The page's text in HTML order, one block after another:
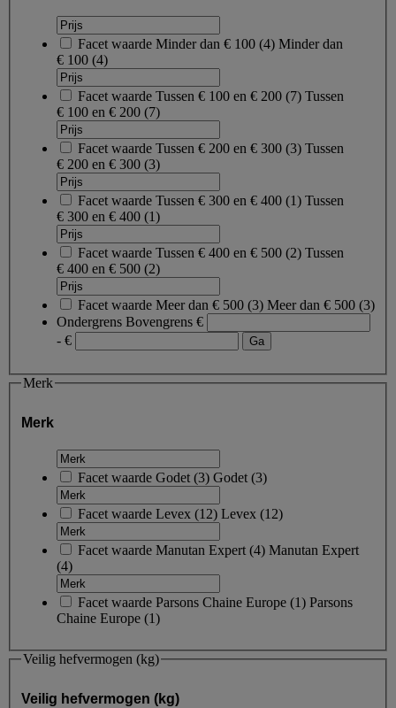
Facet waarde Minder dan € 100 (4) Minder dan
€ 100 (4)
Facet waarde Tussen € 100 en € 200 (7) Tussen
€ 100 en € 200 (7)
Facet waarde Tussen € 200 en € 300 (3) Tussen
€ 200 en € 300 (3)
Facet waarde Tussen € 300 en € 400 (1) Tussen
€ 300 en € 400 (1)
Facet waarde Tussen € 400 en € 500 (2) Tussen
€ 400 en € 500 (2)
Facet waarde Meer dan € 500 (3) Meer dan € 500 (3)
Ondergrens Bovengrens €
- €
Merk
Merk
Facet waarde Godet(3) Godet(3)
Facet waarde Levex (12) Levex (12)
Facet waarde Manutan Expert(4) Manutan Expert
(4)
Facet waarde Parsons Chaine Europe (1) Parsons
Chaine Europe (1)
Veilig hefvermogen (kg)
Veilig hefvermogen (kg)